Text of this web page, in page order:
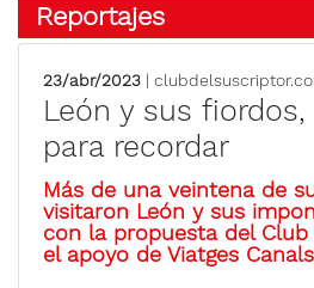
Reportajes
23/abr/2023 |
León y sus
para recordar
Más de una veintena de
visitaron León y sus
con la propuesta del Club
el apoyo de Viatges